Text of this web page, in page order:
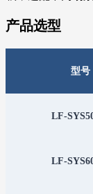
产品选型
型号
LF-
LF-